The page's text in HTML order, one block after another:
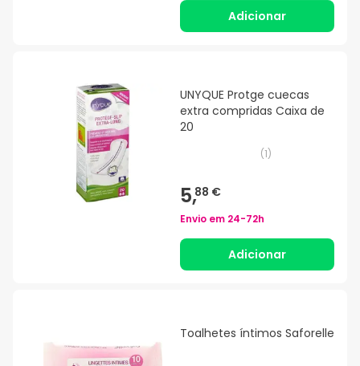
Adicionar
UNYQUE Protge cuecas
extra compridas Caixa de
20
(1)
5,88 €
Envio em 24-72h
Adicionar
Toalhetes íntimos Saforelle